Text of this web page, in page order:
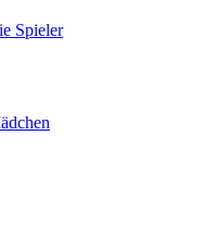
Spieler